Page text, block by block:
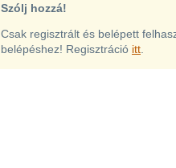
Szólj hozzá!
Csak regisztrált és belépett
belépéshez! Regisztráció itt